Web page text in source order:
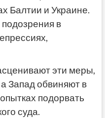
Балтии и Украине.
в
эти меры,
Запад обвиняют в
подорвать
суда.